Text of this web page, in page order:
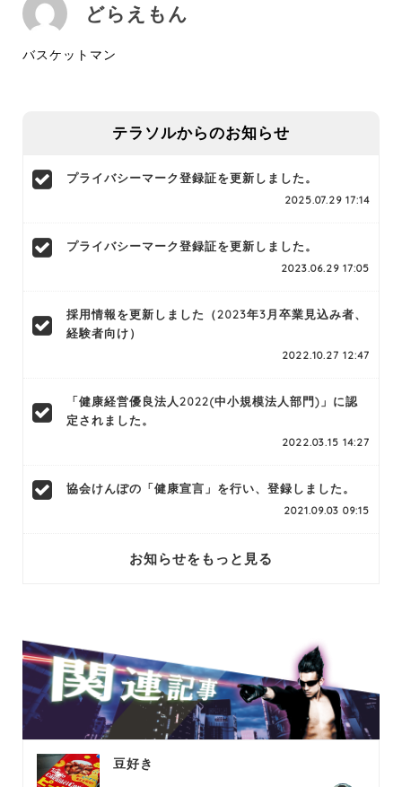
どらえもん
バスケットマン
テラソルからのお知らせ
プライバシーマーク登録証を更新しました。
2025.07.29 17:14
プライバシーマーク登録証を更新しました。
2023.06.29 17:05
採用情報を更新しました（2023年3月卒業見込み者、
経験者向け）
2022.10.27 12:47
「健康経営優良法人2022(中小規模法人部門)」に認
定されました。
2022.03.15 14:27
協会けんぽの「健康宣言」を行い、登録しました。
2021.09.03 09:15
お知らせをもっと見る
豆好き